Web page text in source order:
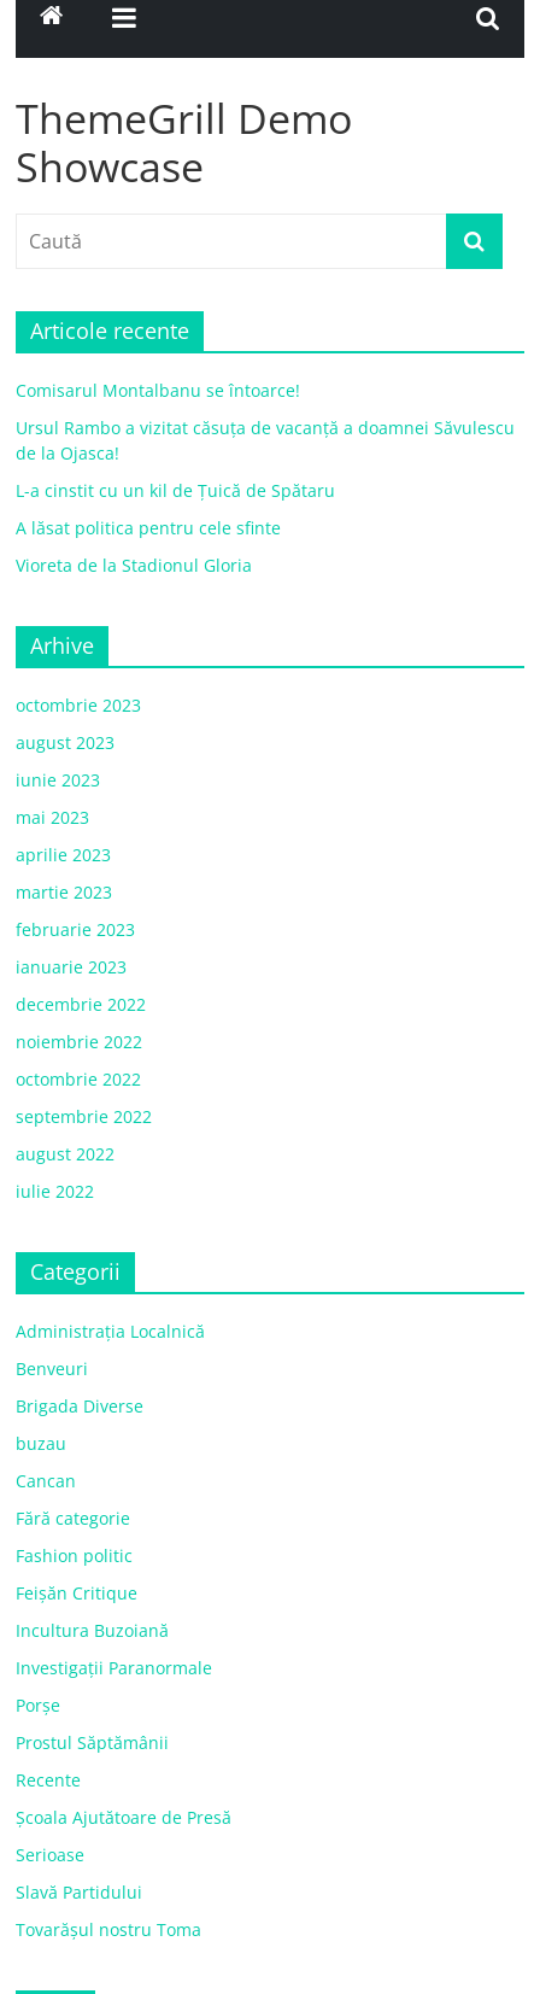
ThemeGrill Demo
Showcase
Articole recente
Comisarul Montalbanu se întoarce!
Ursul Rambo a vizitat căsuța de vacanță a doamnei Săvulescu
de la Ojasca!
L-a cinstit cu un kil de Țuică de Spătaru
A lăsat politica pentru cele sfinte
Vioreta de la Stadionul Gloria
Arhive
octombrie 2023
august 2023
iunie 2023
mai 2023
aprilie 2023
martie 2023
februarie 2023
ianuarie 2023
decembrie 2022
noiembrie 2022
octombrie 2022
septembrie 2022
august 2022
iulie 2022
Categorii
Administrația Localnică
Benveuri
Brigada Diverse
buzau
Cancan
Fără categorie
Fashion politic
Feișăn Critique
Incultura Buzoiană
Investigații Paranormale
Porșe
Prostul Săptămânii
Recente
Școala Ajutătoare de Presă
Serioase
Slavă Partidului
Tovarășul nostru Toma